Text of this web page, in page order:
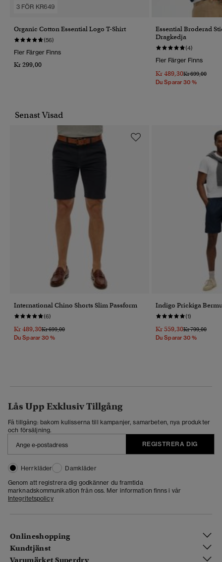
3 FÖR KR649
Organic Cotton Essential Logo T-Shirt
(56)
Fler Färger Finns
Kr 299,00
Essential Broderad
Dragkedja
(4)
Fler Färger Finns
Kr 489,30Pris Reducerat
Kr 699,00Till
Du Sparar 30 %
Senast Visad
International Chino Shorts Slim Passform
(6)
Kr 489,30Pris Reducerat Från
Kr 699,00Till
Du Sparar 30 %
Indigo Prickiga
(1)
Kr 559,30Pris Reducerat
Kr 799,00Till
Du Sparar 30 %
Lås Upp Exklusiv Tillgång
Få tillgång: bakom kulisserna till kampanjer, samarbeten, nya produkter
och försäljning.
REGISTRERA DIG
Herrkläder
Damkläder
Genom att registrera dig godkänner du framtida
marknadskommunikation från oss. Mer information finns i vår
Integritetspolicy
Onlineshopping
Kundtjänst
Varumärket Superdry